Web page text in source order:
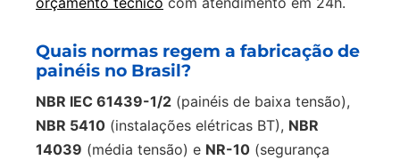
Quais normas regem a fabricação de
painéis no Brasil?
NBR IEC 61439-1/2 (painéis de baixa tensão),
NBR 5410 (instalações elétricas BT), NBR
14039 (média tensão) e NR-10 (segurança